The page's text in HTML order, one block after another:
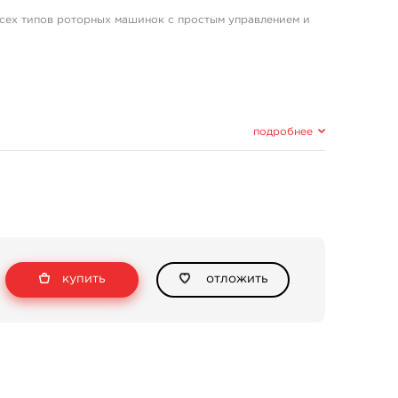
типов роторных машинок с простым управлением и
и защита от двойной зарядки на входе.
кабель, а также от планшета или power-bank.
- 20, 40, 60, 80 и 100% во время работы и
подробнее
купить отложить